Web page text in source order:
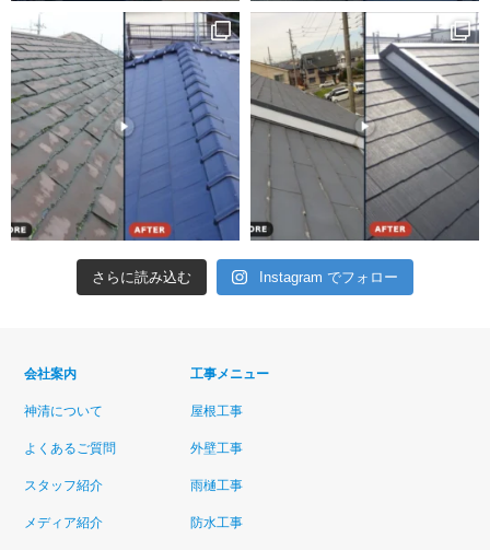
さらに読み込む Instagram でフォロー
会社案内
神清について
よくあるご質問
スタッフ紹介
メディア紹介
工事メニュー
屋根工事
外壁工事
雨樋工事
防水工事